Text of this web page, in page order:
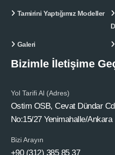
Tamirini Yaptığımız Modeller
Galeri
Bizimle İletişime
Yol Tarifi Al (Adres)
Ostim OSB, Cevat Dündar
No:15/27 Yenimahalle/Ankara
Bizi Arayın
+90 (312) 385 85 37